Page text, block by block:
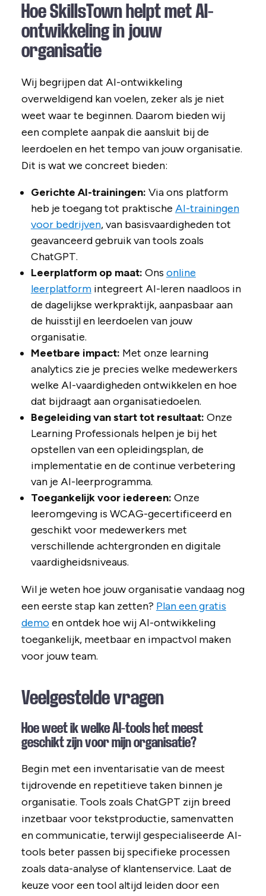
Hoe SkillsTown helpt met AI-
ontwikkeling in jouw
organisatie
Wij begrijpen dat AI-ontwikkeling
overweldigend kan voelen, zeker als je niet
weet waar te beginnen. Daarom bieden wij
een complete aanpak die aansluit bij de
leerdoelen en het tempo van jouw organisatie.
Dit is wat we concreet bieden:
Gerichte AI-trainingen: Via ons platform
heb je toegang tot praktische AI-trainingen
voor bedrijven, van basisvaardigheden tot
geavanceerd gebruik van tools zoals
ChatGPT.
Leerplatform op maat: Ons online
leerplatformintegreert AI-leren naadloos in
de dagelijkse werkpraktijk, aanpasbaar aan
de huisstijl en leerdoelen van jouw
organisatie.
Meetbare impact: Met onze learning
analytics zie je precies welke medewerkers
welke AI-vaardigheden ontwikkelen en hoe
dat bijdraagt aan organisatiedoelen.
Begeleiding van start tot resultaat: Onze
Learning Professionals helpen je bij het
opstellen van een opleidingsplan, de
implementatie en de continue verbetering
van je AI-leerprogramma.
Toegankelijk voor iedereen: Onze
leeromgeving is WCAG-gecertificeerd en
geschikt voor medewerkers met
verschillende achtergronden en digitale
vaardigheidsniveaus.
Wil je weten hoe jouw organisatie vandaag nog
een eerste stap kan zetten? Plan een gratis
demoen ontdek hoe wij AI-ontwikkeling
toegankelijk, meetbaar en impactvol maken
voor jouw team.
Veelgestelde vragen
Hoe weet ik welke AI-tools het meest
geschikt zijn voor mijn organisatie?
Begin met een inventarisatie van de meest
tijdrovende en repetitieve taken binnen je
organisatie. Tools zoals ChatGPT zijn breed
inzetbaar voor tekstproductie, samenvatten
en communicatie, terwijl gespecialiseerde AI-
tools beter passen bij specifieke processen
zoals data-analyse of klantenservice. Laat de
keuze voor een tool altijd leiden door een